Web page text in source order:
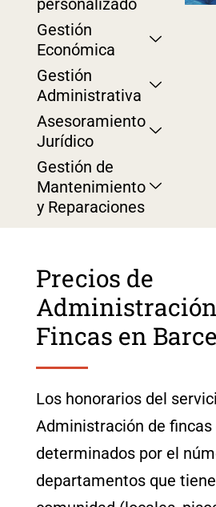
personalizado
Gestión
Económica
Gestión
Administrativa​
Asesoramiento
Jurídico​
Gestión de
Mantenimiento​
y Reparaciones
Precios de
Fincas en
Los honorarios del
Administración de fincas
determinados por el
departamentos que